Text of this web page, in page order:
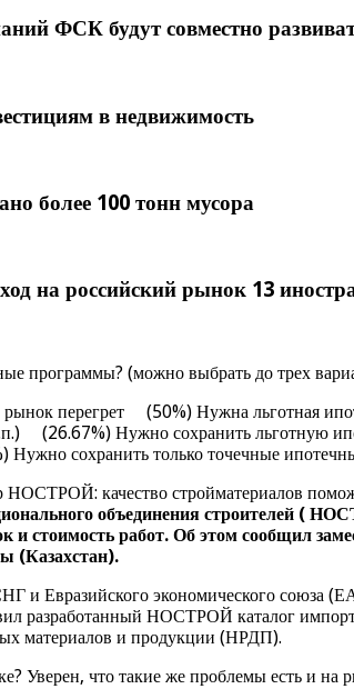
ФСК будут совместно
в недвижимость
более 100 тонн мусора
на российский рынок 13
программы? (можно выбрать до трех
перегрет (50%) Нужна льготная
(26.67%) Нужно сохранить льготную
сохранить только точечные
качество стройматериалов
объединения строителей (
и стоимость работ. Об этом сообщил
(Казахстан).
и Евразийского экономического
разработанный НОСТРОЙ каталог
материалов и продукции (НРДП).
Уверен, что такие же проблемы есть и